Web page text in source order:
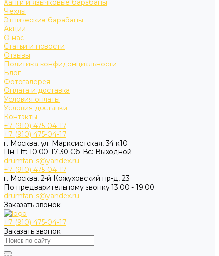
Ханги и язычковые барабаны
Чехлы
Этнические барабаны
Акции
О нас
Статьи и новости
Отзывы
Политика конфиденциальности
Блог
Фотогалерея
Оплата и доставка
Условия оплаты
Условия доставки
Контакты
+7 (910) 475-04-17
+7 (910) 475-04-17
г. Москва, ул. Марксистская, 34 к10
Пн-Пт: 10:00-17:30 Cб-Вс: Выходной
drumfan-s@yandex.ru
+7 (910) 475-04-17
г. Москва, 2-й Кожуховский пр-д, 23
По предварительному звонку 13.00 - 19.00
drumfan-s@yandex.ru
Заказать звонок
+7 (910) 475-04-17
Заказать звонок